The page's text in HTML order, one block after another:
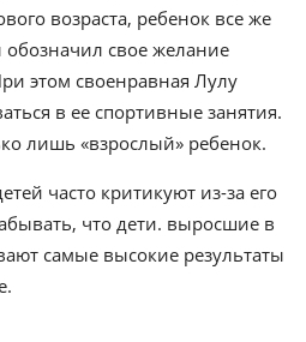
возраста, ребенок все же
свое желание
этом своенравная Лулу
в ее спортивные занятия.
лишь «взрослый» ребенок.
часто критикуют из-за его
что дети. выросшие в
самые высокие результаты